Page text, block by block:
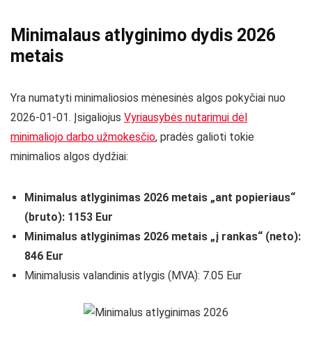
Minimalaus atlyginimo dydis 2026
metais
Yra numatyti minimaliosios mėnesinės algos pokyčiai nuo
2026-01-01. Įsigaliojus Vyriausybės nutarimui dėl
minimaliojo darbo užmokesčio, pradės galioti tokie
minimalios algos dydžiai:
Minimalus atlyginimas 2026 metais „ant popieriaus“
(bruto): 1153 Eur
Minimalus atlyginimas 2026 metais „į rankas“ (neto):
846 Eur
Minimalusis valandinis atlygis (MVA): 7.05 Eur